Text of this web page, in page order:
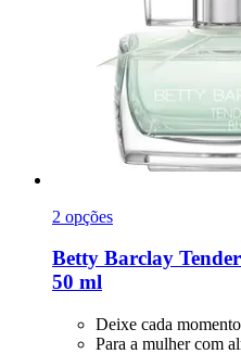
2 opções
Betty Barclay
50 ml
Deixe cada
Para a mulher com